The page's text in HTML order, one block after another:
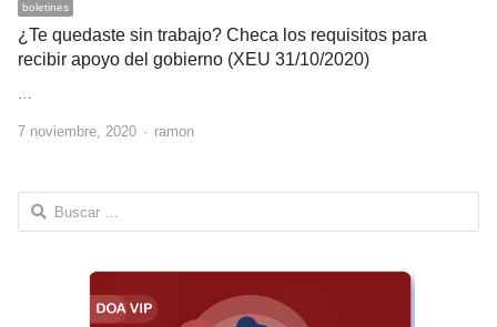
boletines
¿Te quedaste sin trabajo? Checa los requisitos para
recibir apoyo del gobierno (XEU 31/10/2020)
…
7 noviembre, 2020 Author
ramon
Buscar: